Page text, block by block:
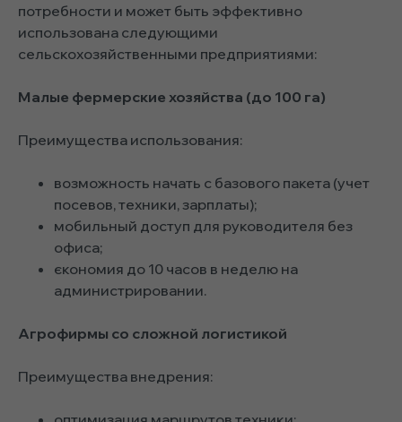
потребности и может быть эффективно
использована следующими
сельскохозяйственными предприятиями:
Малые фермерские хозяйства (до 100 га)
Преимущества использования:
возможность начать с базового пакета (учет
посевов, техники, зарплаты);
мобильный доступ для руководителя без
офиса;
єкономия до 10 часов в неделю на
администрировании.
Агрофирмы со сложной логистикой
Преимущества внедрения: